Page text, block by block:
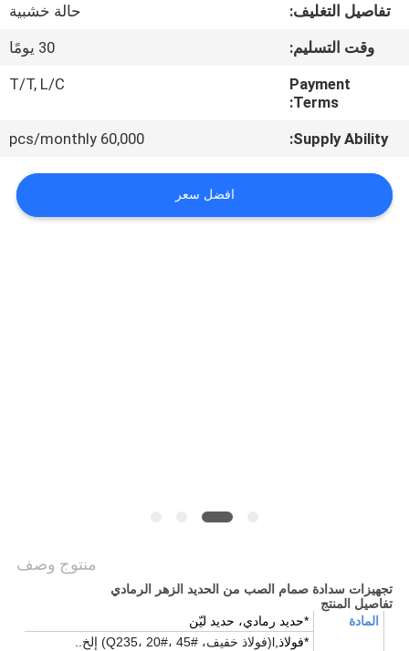
الجودة
اطلب
تفاصيل التغليف:
حالة خشبية
وقت التسليم:
30 يومًا
Payment
Terms:
T/T, L/C
Supply Ability:
60,000 pcs/monthly
افضل سعر
منتوج وصف
تجهيزات سدادة صمام الصب من الحديد الزهر الرمادي
تفاصيل المنتج
المادة
*حديد رمادي، حديد ليّن
*فولاذ,l(فولاذ خفيف، Q235، 20#، 45#) إلخ..